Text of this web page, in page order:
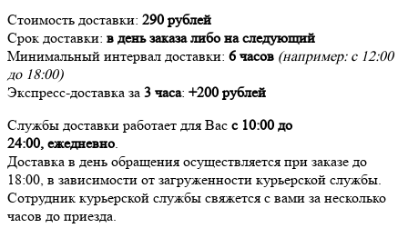
Стоимость доставки: 290 рублей
Срок доставки: в день заказа либо на следующий
Минимальный интервал доставки: 6 часов (например: с 12:00
до 18:00)
Экспресс-доставка за 3 часа: +200 рублей
Службы доставки работает для Вас с 10:00 до
24:00, ежедневно.
Доставка в день обращения осуществляется при заказе до
18:00, в зависимости от загруженности курьерской службы.
Сотрудник курьерской службы свяжется с вами за несколько
часов до приезда.